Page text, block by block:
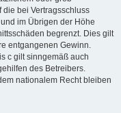
die bei Vertragsschluss
im Übrigen der Höhe
begrenzt. Dies gilt
entgangenen Gewinn.
c gilt sinngemäß auch
des Betreibers.
nationalem Recht bleiben